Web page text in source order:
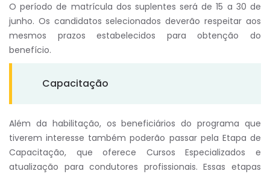
O período de matrícula dos suplentes será de 15 a 30 de
junho. Os candidatos selecionados deverão respeitar aos
mesmos prazos estabelecidos para obtenção do
benefício.
Capacitação
Além da habilitação, os beneficiários do programa que
tiverem interesse também poderão passar pela Etapa de
Capacitação, que oferece Cursos Especializados e
atualização para condutores profissionais. Essas etapas